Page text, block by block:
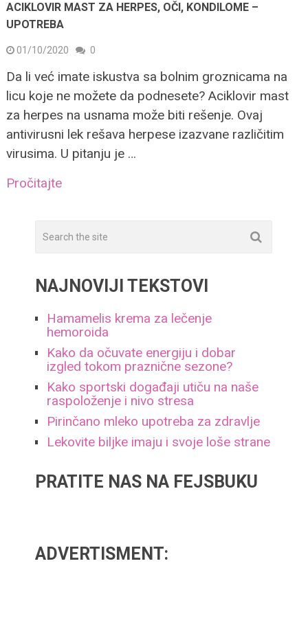
ACIKLOVIR MAST ZA HERPES, OČI, KONDILOME –
UPOTREBA
01/10/2020 0
Da li već imate iskustva sa bolnim groznicama na
licu koje ne možete da podnesete? Aciklovir mast
za herpes na usnama može biti rešenje. Ovaj
antivirusni lek rešava herpese izazvane različitim
virusima. U pitanju je …
Pročitajte
NAJNOVIJI TEKSTOVI
Hamamelis krema za lečenje
hemoroida
Kako da očuvate energiju i dobar
izgled tokom praznične sezone?
Kako sportski događaji utiču na naše
raspoloženje i nivo stresa
Pirinčano mleko upotreba za zdravlje
Lekovite biljke imaju i svoje loše strane
PRATITE NAS NA FEJSBUKU
ADVERTISMENT: